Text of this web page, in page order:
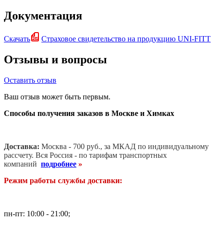
Документация
Скачать Страховое свидетельство на продукцию UNI-FITT
Отзывы и вопросы
Оставить отзыв
Ваш отзыв может быть первым.
Способы получения заказов в Москве и Химках
Доставка: Москва - 700 руб., за МКАД по индивидуальному
рассчету. Вся Россия - по тарифам транспортных
компаний подробнее »
Режим работы службы доставки:
пн-пт: 10:00 - 21:00;